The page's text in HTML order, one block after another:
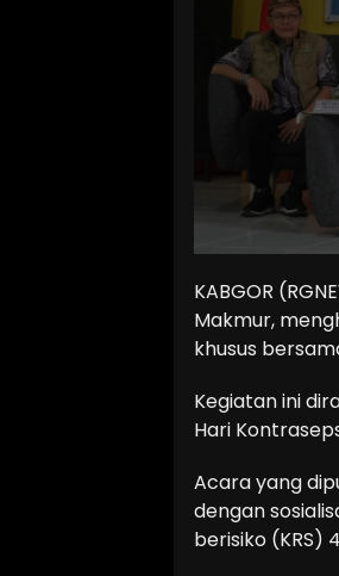
KABGOR
Makmur,
khusus
Kegiatan ini
Hari
Acara yang
dengan
berisiko (KRS)